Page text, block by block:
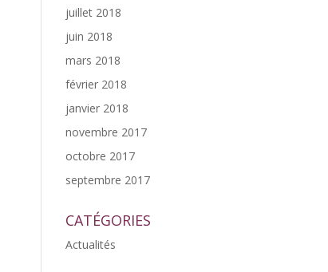
juillet 2018
juin 2018
mars 2018
février 2018
janvier 2018
novembre 2017
octobre 2017
septembre 2017
CATÉGORIES
Actualités